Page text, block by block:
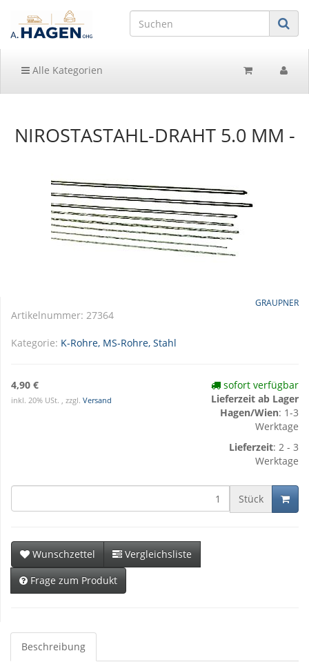
Alle Kategorien
NIROSTASTAHL-DRAHT 5.0 MM -
GRAUPNER
Artikelnummer: 27364
Kategorie: K-Rohre, MS-Rohre, Stahl
4,90 €
inkl. 20% USt. , zzgl. Versand
sofort verfügbar
Lieferzeit ab Lager
Hagen/Wien: 1-3
Werktage
Lieferzeit: 2 - 3
Werktage
Stück
Wunschzettel
Vergleichsliste
Frage zum Produkt
Beschreibung